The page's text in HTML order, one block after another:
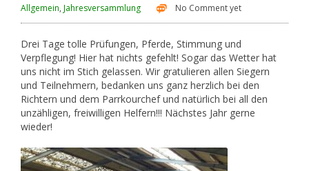
Allgemein, Jahresversammlung No Comment yet
Drei Tage tolle Prüfungen, Pferde, Stimmung und
Verpflegung! Hier hat nichts gefehlt! Sogar das Wetter hat
uns nicht im Stich gelassen. Wir gratulieren allen Siegern
und Teilnehmern, bedanken uns ganz herzlich bei den
Richtern und dem Parrkourchef und natürlich bei all den
unzähligen, freiwilligen Helfern!!! Nächstes Jahr gerne
wieder!